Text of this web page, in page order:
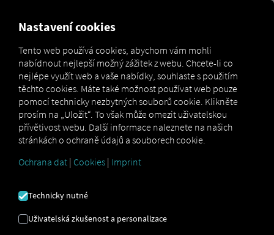
Marketplace Connectors Scania Connect
SCANIA PŘIPOJIT
Scania? Pak je propojte přímo s
Nastavení cookies
Tento web používá cookies, abychom vám mohli
nabídnout nejlepší možný zážitek z webu. Chcete-li co
nejlépe využít web a vaše nabídky, souhlaste s použitím
těchto cookies. Máte také možnost používat web pouze
pomocí technicky nezbytných souborů cookie. Klikněte
prosím na „Uložit“. To však může omezit uživatelskou
přívětivost webu. Další informace naleznete na našich
stránkách o ochraně údajů a souborech cookie.
Ochrana dat | Cookies | Imprint
Technicky nutné
Uživatelská zkušenost a personalizace